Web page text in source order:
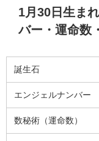
1月30日生ま
バー・運命数
誕生石
エンジェルナンバー
数秘術（運命数）